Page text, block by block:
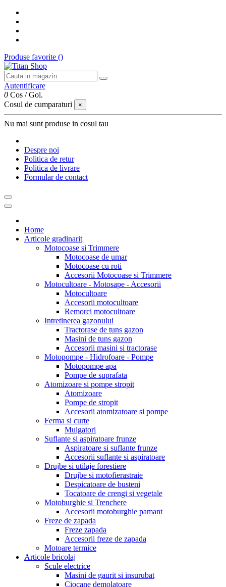
Produse favorite ()
Autentificare
0 Cos /Gol.
Cosul de cumparaturi
×
Nu mai sunt produse in cosul tau
Despre noi
Politica de retur
Politica de livrare
Formular de contact
Home
Articole gradinarit
Motocoase si Trimmere
Motocoase de umar
Motocoase cu roti
Accesorii Motocoase si Trimmere
Motocultoare - Motosape - Accesorii
Motocultoare
Accesorii motocultoare
Remorci motocultoare
Intretinerea gazonului
Tractorase de tuns gazon
Masini de tuns gazon
Accesorii masini si tractorase
Motopompe - Hidrofoare - Pompe
Motopompe apa
Pompe de suprafata
Atomizoare si pompe stropit
Atomizoare
Pompe de stropit
Accesorii atomizatoare si pompe
Ferma si curte
Mulgatori
Suflante si aspiratoare frunze
Aspiratoare si suflante frunze
Accesorii suflante si aspiratoare
Drujbe si utilaje forestiere
Drujbe si motofierastraie
Despicatoare de busteni
Tocatoare de crengi si vegetale
Motoburghie si Trenchere
Accesorii motoburghie pamant
Freze de zapada
Freze zapada
Accesorii freze de zapada
Motoare termice
Articole bricolaj
Scule electrice
Masini de gaurit si insurubat
Ciocane demolatoare